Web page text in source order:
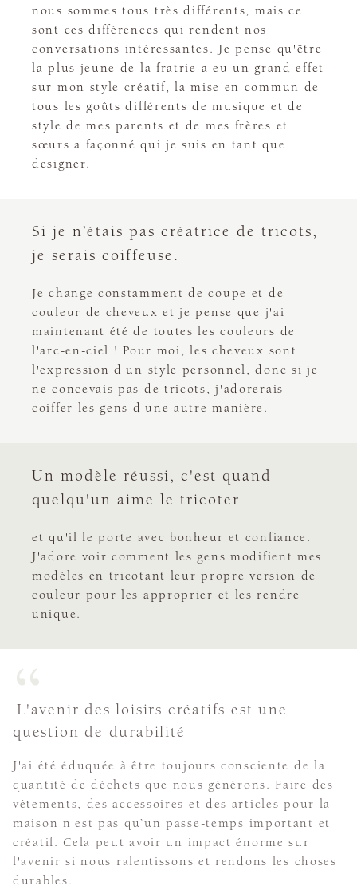
nous sommes tous très différents, mais ce
sont ces différences qui rendent nos
conversations intéressantes. Je pense qu'être
la plus jeune de la fratrie a eu un grand effet
sur mon style créatif, la mise en commun de
tous les goûts différents de musique et de
style de mes parents et de mes frères et
sœurs a façonné qui je suis en tant que
designer.
Si je n’étais pas créatrice de tricots,
je serais coiffeuse.
Je change constamment de coupe et de
couleur de cheveux et je pense que j'ai
maintenant été de toutes les couleurs de
l'arc-en-ciel ! Pour moi, les cheveux sont
l'expression d'un style personnel, donc si je
ne concevais pas de tricots, j'adorerais
coiffer les gens d'une autre manière.
Un modèle réussi, c'est quand
quelqu'un aime le tricoter
et qu'il le porte avec bonheur et confiance.
J'adore voir comment les gens modifient mes
modèles en tricotant leur propre version de
couleur pour les approprier et les rendre
unique.
L'avenir des loisirs créatifs est une
question de durabilité
J'ai été éduquée à être toujours consciente de la
quantité de déchets que nous générons. Faire des
vêtements, des accessoires et des articles pour la
maison n'est pas qu’un passe-temps important et
créatif. Cela peut avoir un impact énorme sur
l'avenir si nous ralentissons et rendons les choses
durables.